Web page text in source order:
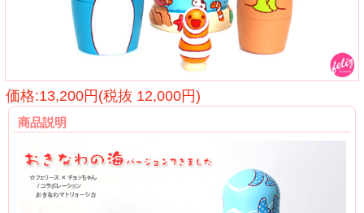
価格:13,200円(税抜 12,000円)
商品説明